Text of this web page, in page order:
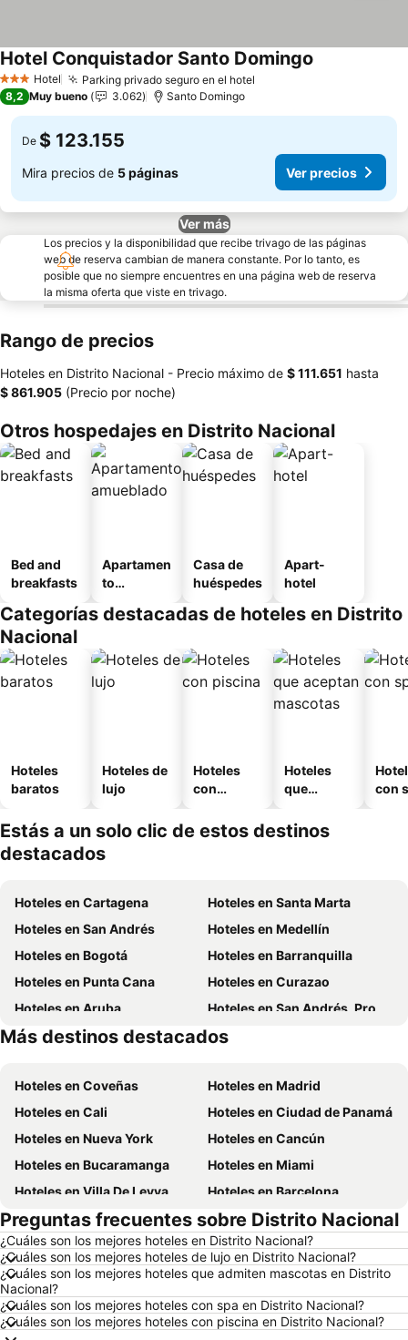
3 Estrellas
Hotel Parking privado seguro en el hotel
Hotel Conquistador Santo Domingo
8,2 Muy bueno 3.062 Santo Domingo
De $ 123.155
Mira precios de 5 páginas Ver precios
Ver más
Los precios y la disponibilidad que recibe trivago de las páginas
web de reserva cambian de manera constante. Por lo tanto, es
posible que no siempre encuentres en una página web de reserva
la misma oferta que viste en trivago.
Rango de precios
Hoteles en Distrito Nacional - Precio máximo de ‎$ 111.651 hasta
‎$ 861.905 (Precio por noche)
Otros hospedajes en Distrito Nacional
Bed and
breakfasts
Apartamen
to
o
Casa de
huéspedes
Apart-
hotel
Categorías destacadas de hoteles en Distrito
Nacional
Hoteles
baratos
Hoteles de
lujo
Hoteles
con
Hoteles
que
mascotas
con
Estás a un solo clic de estos destinos
destacados
Hoteles en Cartagena
Hoteles en Santa Marta
Hoteles en San Andrés
Hoteles en Medellín
Hoteles en Bogotá
Hoteles en Barranquilla
Hoteles en Punta Cana
Hoteles en Curazao
Hoteles en Aruba
Hoteles en San Andrés, Providencia and Santa Catalina
Hoteles en Cundinamarca
Hoteles en República Dominicana
Más destinos destacados
Hoteles en Coveñas
Hoteles en Madrid
Hoteles en Cali
Hoteles en Ciudad de Panamá
Hoteles en Nueva York
Hoteles en Cancún
Hoteles en Bucaramanga
Hoteles en Miami
Hoteles en Villa De Leyva
Hoteles en Barcelona
Hoteles en Melgar
Hoteles en París
Hoteles en Roma
Hoteles en Ciudad de México
Hoteles en Pereira
Hoteles en Orlando
Hoteles en Villavicencio
Hoteles en Río de Janeiro
Hoteles en Girardot
Hoteles en Panamá
Preguntas frecuentes sobre Distrito Nacional
¿Cuáles son los mejores hoteles en Distrito Nacional?
¿Cuáles son los mejores hoteles de lujo en Distrito Nacional?
¿Cuáles son los mejores hoteles que admiten mascotas en Distrito
Nacional?
¿Cuáles son los mejores hoteles con spa en Distrito Nacional?
¿Cuáles son los mejores hoteles con piscina en Distrito Nacional?